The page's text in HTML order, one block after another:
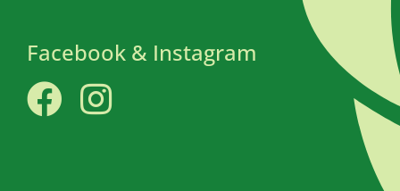
Facebook & Instagram